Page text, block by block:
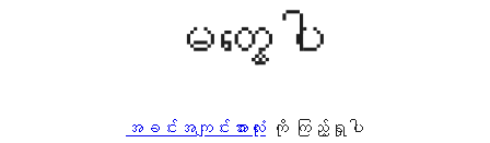
မတွေ့ပါ
အခင်းအကျင်းအားလုံး ကို ကြည့်ရှုပါ